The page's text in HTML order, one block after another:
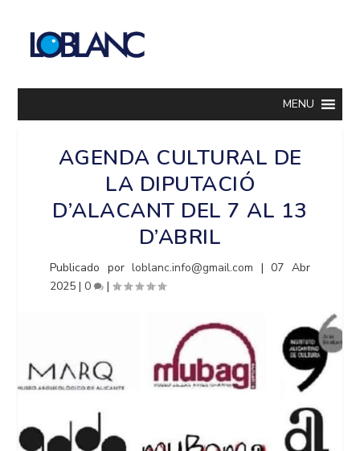
MENU
AGENDA CULTURAL DE
LA DIPUTACIÓ
D’ALACANT DEL 7 AL 13
D’ABRIL
Publicado porloblanc.info@gmail.com |07 Abr
2025 |0 |